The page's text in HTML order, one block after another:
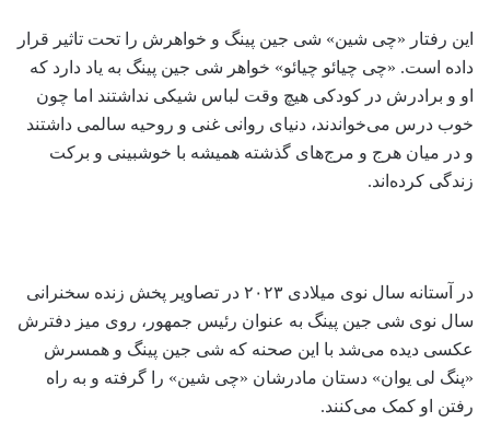
این رفتار «چی شین» شی جین پینگ و خواهرش را تحت تاثیر قرار
داده است. «چی چیائو چیائو» خواهر شی جین پینگ به یاد دارد که
او و برادرش در کودکی هیچ وقت لباس شیکی نداشتند اما چون
خوب درس می‌خواندند، دنیای روانی غنی و روحیه سالمی داشتند
و در میان هرج و مرج‌های گذشته همیشه با خوشبینی و برکت
زندگی کرده‌اند.